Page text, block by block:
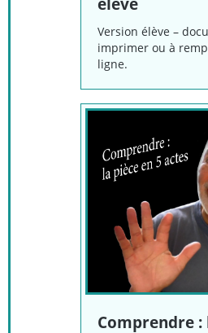
Version élève –
imprimer ou à
ligne.
Comprendre :